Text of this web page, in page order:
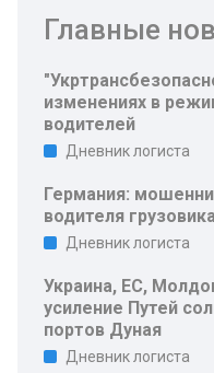
Главные
изменениях в
водителей
Дневник логиста
Германия:
водителя
Дневник логиста
Украина, ЕС,
усиление Путей
портов Дуная
Дневник логиста